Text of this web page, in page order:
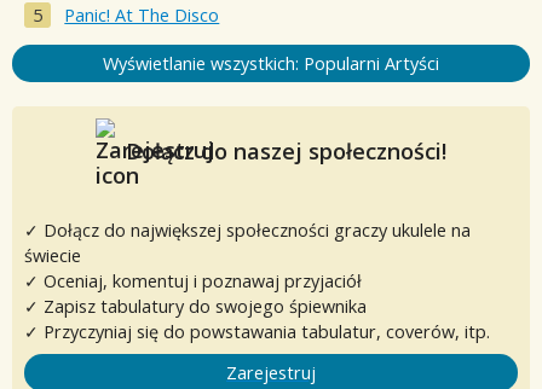
Panic! At The Disco
Wyświetlanie wszystkich: Popularni Artyści
Dołącz do naszej społeczności!
✓ Dołącz do największej społeczności graczy ukulele na
świecie
✓ Oceniaj, komentuj i poznawaj przyjaciół
✓ Zapisz tabulatury do swojego śpiewnika
✓ Przyczyniaj się do powstawania tabulatur, coverów, itp.
Zarejestruj